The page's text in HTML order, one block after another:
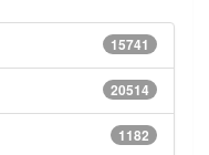
15741
20514
1182